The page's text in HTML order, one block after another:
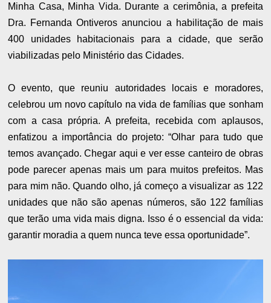
Minha Casa, Minha Vida. Durante a cerimônia, a prefeita
Dra. Fernanda Ontiveros anunciou a habilitação de mais
400 unidades habitacionais para a cidade, que serão
viabilizadas pelo Ministério das Cidades.
O evento, que reuniu autoridades locais e moradores,
celebrou um novo capítulo na vida de famílias que sonham
com a casa própria. A prefeita, recebida com aplausos,
enfatizou a importância do projeto: “Olhar para tudo que
temos avançado. Chegar aqui e ver esse canteiro de obras
pode parecer apenas mais um para muitos prefeitos. Mas
para mim não. Quando olho, já começo a visualizar as 122
unidades que não são apenas números, são 122 famílias
que terão uma vida mais digna. Isso é o essencial da vida:
garantir moradia a quem nunca teve essa oportunidade”.